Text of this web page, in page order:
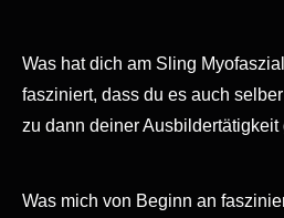
Was hat dich am Sling
fasziniert, dass du es auch
zu dann deiner Ausbildertätigkeit
Was mich von Beginn an